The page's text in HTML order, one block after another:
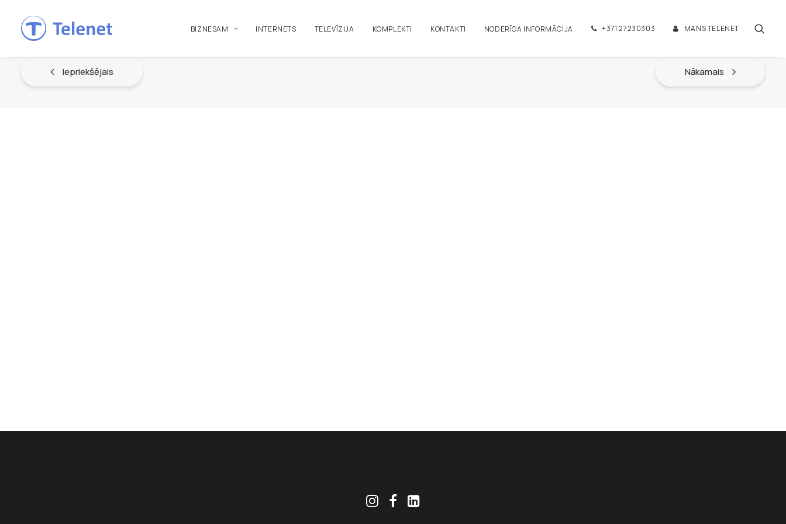
BIZNESAM INTERNETS TELEVĪZIJA KOMPLEKTI KONTAKTI NODERĪGA INFORMĀCIJA +371 27230303 MANS TELENET
Iepriekšējais Nākamais